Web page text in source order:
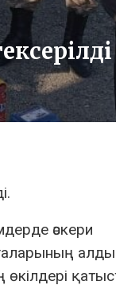
әскери